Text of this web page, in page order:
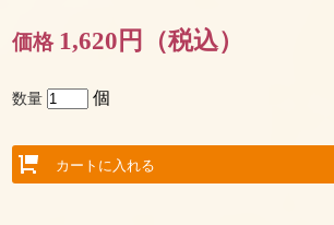
1,620円（税込）
数量 個